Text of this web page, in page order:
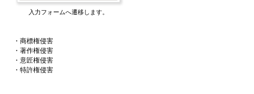
入力フォームへ遷移します。
・商標権侵害
・著作権侵害
・意匠権侵害
・特許権侵害